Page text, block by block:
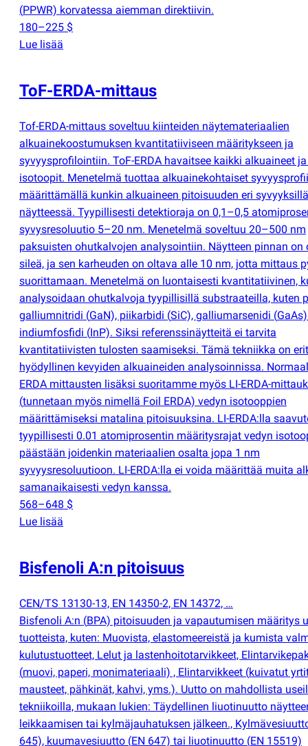
(PPWR) korvatessa aiemman direktiivin.
180–225 $
Lue lisää
ToF-ERDA-mittaus
Tof-ERDA-mittaus soveltuu kiinteiden näytemateriaalien
alkuainekoostumuksen kvantitatiiviseen määritykseen ja
syvyysprofilointiin. ToF-ERDA havaitsee kaikki alkuaineet
isotoopit. Menetelmä tuottaa alkuainekohtaiset
määrittämällä kunkin alkuaineen pitoisuuden eri syvyyksillä
näytteessä. Tyypillisesti detektioraja on 0,1–0,5
syvysresoluutio 5–20 nm. Menetelmä soveltuu 20–500 nm
paksuisten ohutkalvojen analysointiin. Näytteen pinnan on
sileä, ja sen karheuden on oltava alle 10 nm, jotta mittaus
suorittamaan. Menetelmä on luontaisesti kvantitatiivinen,
analysoidaan ohutkalvoja tyypillisillä substraateilla, kuten
galliumnitridi (GaN), piikarbidi (SiC), galliumarsenidi (
indiumfosfidi (InP). Siksi referenssinäytteitä ei tarvita
kvantitatiivisten tulosten saamiseksi. Tämä tekniikka on
hyödyllinen kevyiden alkuaineiden analysoinnissa.
ERDA mittausten lisäksi suoritamme myös LI-ERDA-
(tunnetaan myös nimellä Foil ERDA) vedyn isotooppien
määrittämiseksi matalina pitoisuuksina. LI-ERDA:lla
tyypillisesti 0.01 atomiprosentin määritysrajat vedyn
päästään joidenkin materiaalien osalta jopa 1 nm
syvyysresoluutioon. LI-ERDA:lla ei voida määrittää muita
samanaikaisesti vedyn kanssa.
568–648 $
Lue lisää
Bisfenoli A:n pitoisuus
CEN/TS 13130-13, EN 14350-2, EN 14372, …
Bisfenoli A:n (BPA) pitoisuuden ja vapautumisen määritys
tuotteista, kuten: Muovista, elastomeereistä ja kumista
kulutustuotteet, Lelut ja lastenhoitotarvikkeet,
(muovi, paperi, monimateriaali) , Elintarvikkeet (kuivatut
mausteet, pähkinät, kahvi, yms.). Uutto on mahdollista
tekniikoilla, mukaan lukien: Täydellinen liuotinuutto
leikkaamisen tai kylmäjauhatuksen jälkeen.,
645), kuumavesiuutto (EN 647) tai liuotinuutto (EN 15519)